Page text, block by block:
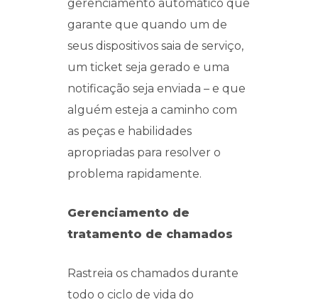
gerenciamento automático que
garante que quando um de
seus dispositivos saia de serviço,
um ticket seja gerado e uma
notificação seja enviada – e que
alguém esteja a caminho com
as peças e habilidades
apropriadas para resolver o
problema rapidamente.
Gerenciamento de
tratamento de chamados
Rastreia os chamados durante
todo o ciclo de vida do